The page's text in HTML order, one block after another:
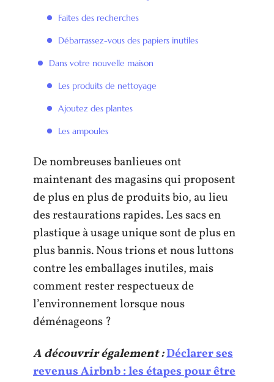
Faites des recherches
Débarrassez-vous des papiers inutiles
Dans votre nouvelle maison
Les produits de nettoyage
Ajoutez des plantes
Les ampoules
De nombreuses banlieues ont
maintenant des magasins qui proposent
de plus en plus de produits bio, au lieu
des restaurations rapides. Les sacs en
plastique à usage unique sont de plus en
plus bannis. Nous trions et nous luttons
contre les emballages inutiles, mais
comment rester respectueux de
l’environnement lorsque nous
déménageons ?
A découvrir également :Déclarer ses
revenus Airbnb : les étapes pour être